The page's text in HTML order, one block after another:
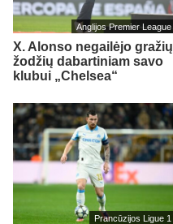
Anglijos Premier League
X. Alonso negailėjo gražių
žodžių dabartiniam savo
klubui „Chelsea“
Prancūzijos Ligue 1